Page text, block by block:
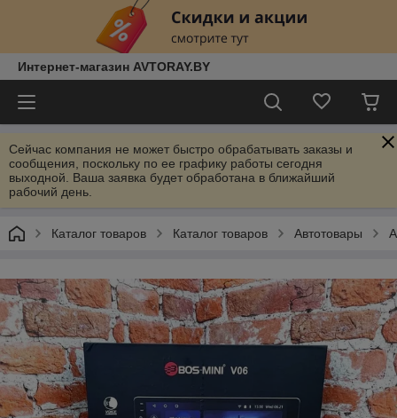
Интернет-магазин AVTORAY.BY
Сейчас компания не может быстро обрабатывать заказы и
сообщения, поскольку по ее графику работы сегодня
выходной. Ваша заявка будет обработана в ближайший
рабочий день.
Каталог товаров Каталог товаров Автотовары